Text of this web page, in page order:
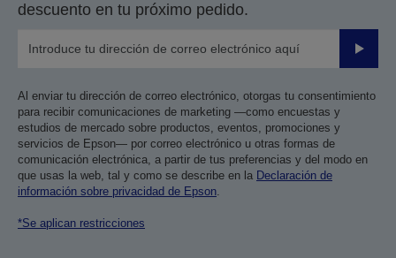
descuento en tu próximo pedido.
Enviar
Al enviar tu dirección de correo electrónico, otorgas tu consentimiento
para recibir comunicaciones de marketing —como encuestas y
estudios de mercado sobre productos, eventos, promociones y
servicios de Epson— por correo electrónico u otras formas de
comunicación electrónica, a partir de tus preferencias y del modo en
que usas la web, tal y como se describe en la Declaración de
información sobre privacidad de Epson.
*Se aplican restricciones